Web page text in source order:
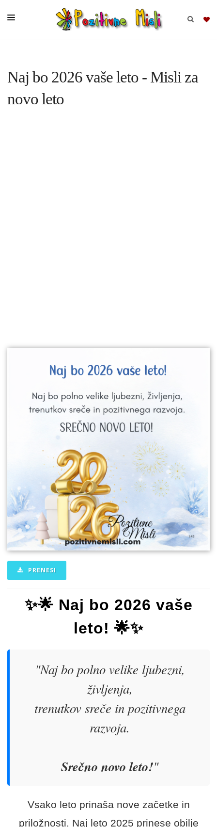
SKUPINE
MISLI
Naj bo 2026 vaše leto - Misli za
novo leto
PRENESI
✨🌟 Naj bo 2026 vaše
leto! 🌟✨
"Naj bo polno velike ljubezni,
življenja,
trenutkov sreče in pozitivnega
razvoja.
Srečno novo leto!"
Vsako leto prinaša nove začetke in
priložnosti. Naj leto 2025 prinese obilje